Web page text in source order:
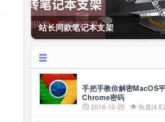
站长同款笔记本支架
手把手教你解密MacOS
Chrome密码
2016-10-25 热度{4.5